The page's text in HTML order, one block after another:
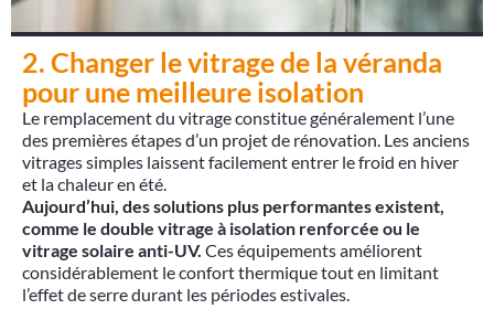
2. Changer le vitrage de la véranda
pour une meilleure isolation
Le remplacement du vitrage constitue généralement l’une
des premières étapes d’un projet de rénovation. Les anciens
vitrages simples laissent facilement entrer le froid en hiver
et la chaleur en été.
Aujourd’hui, des solutions plus performantes existent,
comme le double vitrage à isolation renforcée ou le
vitrage solaire anti-UV. Ces équipements améliorent
considérablement le confort thermique tout en limitant
l’effet de serre durant les périodes estivales.